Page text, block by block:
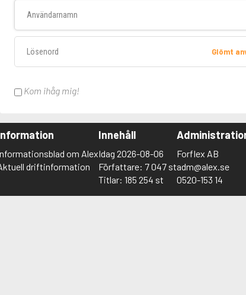
Glömt
Kom ihåg mig!
om Alex
driftinformation
Innehåll
Idag 2026-08-06
Författare: 7 047 st
Titlar: 185 254 st
Forflex AB
adm@alex.se
0520-153 14